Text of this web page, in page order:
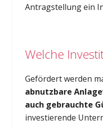
Antragstellung ein
Welche
Gefördert werden
abnutzbare
auch gebrauchte
investierende